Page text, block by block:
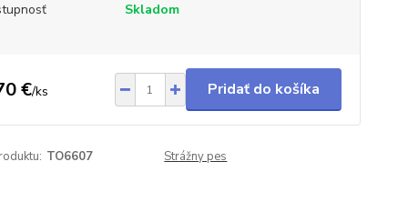
Skladom
€/ks Pridať do košíka
TO6607 Strážny pes